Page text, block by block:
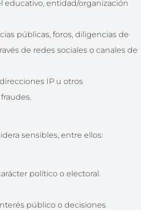
educativo, entidad/organización
públicas, foros, diligencias de
de redes sociales o canales de
IP u otros
sensibles, entre ellos:
político o electoral.
público o decisiones